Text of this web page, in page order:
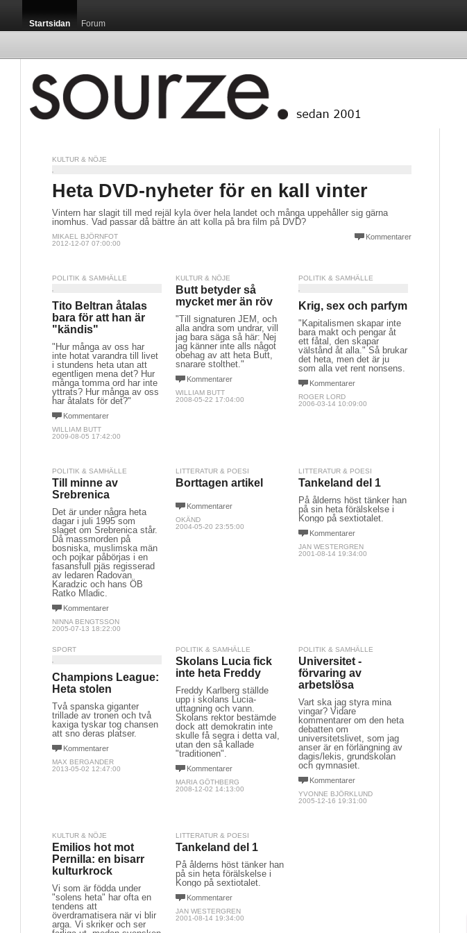
Startsidan Forum
KULTUR & NÖJE
Heta DVD-nyheter för en kall vinter
Vintern har slagit till med rejäl kyla över hela landet och många uppehåller sig gärna
inomhus. Vad passar då bättre än att kolla på bra film på DVD?
Kommentarer
MIKAEL BJÖRNFOT
2012-12-07 07:00:00
POLITIK & SAMHÄLLE
Tito Beltran åtalas
bara för att han är
"kändis"
"Hur många av oss har
inte hotat varandra till livet
i stundens heta utan att
egentligen mena det? Hur
många tomma ord har inte
yttrats? Hur många av oss
har åtalats för det?"
Kommentarer
WILLIAM BUTT
2009-08-05 17:42:00
KULTUR & NÖJE
Butt betyder så
mycket mer än röv
"Till signaturen JEM, och
alla andra som undrar, vill
jag bara säga så här: Nej
jag känner inte alls något
obehag av att heta Butt,
snarare stolthet."
Kommentarer
WILLIAM BUTT
2008-05-22 17:04:00
POLITIK & SAMHÄLLE
Krig, sex och parfym
"Kapitalismen skapar inte
bara makt och pengar åt
ett fåtal, den skapar
välstånd åt alla." Så brukar
det heta, men det är ju
som alla vet rent nonsens.
Kommentarer
ROGER LORD
2006-03-14 10:09:00
POLITIK & SAMHÄLLE
Till minne av
Srebrenica
Det är under några heta
dagar i juli 1995 som
slaget om Srebrenica står.
Då massmorden på
bosniska, muslimska män
och pojkar påbörjas i en
fasansfull pjäs regisserad
av ledaren Radovan
Karadzic och hans ÖB
Ratko Mladic.
Kommentarer
NINNA BENGTSSON
2005-07-13 18:22:00
LITTERATUR & POESI
Borttagen artikel
Kommentarer
OKÄND
2004-05-20 23:55:00
LITTERATUR & POESI
Tankeland del 1
På ålderns höst tänker han
på sin heta förälskelse i
Kongo på sextiotalet.
Kommentarer
JAN WESTERGREN
2001-08-14 19:34:00
SPORT
Champions League:
Heta stolen
Två spanska giganter
trillade av tronen och två
kaxiga tyskar tog chansen
att sno deras platser.
Kommentarer
MAX BERGANDER
2013-05-02 12:47:00
POLITIK & SAMHÄLLE
Skolans Lucia fick
inte heta Freddy
Freddy Karlberg ställde
upp i skolans Lucia-
uttagning och vann.
Skolans rektor bestämde
dock att demokratin inte
skulle få segra i detta val,
utan den så kallade
"traditionen".
Kommentarer
MARIA GÖTHBERG
2008-12-02 14:13:00
POLITIK & SAMHÄLLE
Universitet -
förvaring av
arbetslösa
Vart ska jag styra mina
vingar? Vidare
kommentarer om den heta
debatten om
universitetslivet, som jag
anser är en förlängning av
dagis/lekis, grundskolan
och gymnasiet.
Kommentarer
YVONNE BJÖRKLUND
2005-12-16 19:31:00
KULTUR & NÖJE
Emilios hot mot
Pernilla: en bisarr
kulturkrock
Vi som är födda under
"solens heta" har ofta en
tendens att
överdramatisera när vi blir
arga. Vi skriker och ser
LITTERATUR & POESI
Tankeland del 1
På ålderns höst tänker han
på sin heta förälskelse i
Kongo på sextiotalet.
Kommentarer
JAN WESTERGREN
2001-08-14 19:34:00